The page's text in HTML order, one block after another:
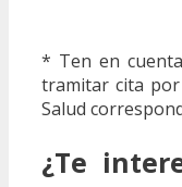
* Ten en
tramitar cita
Salud
¿Te